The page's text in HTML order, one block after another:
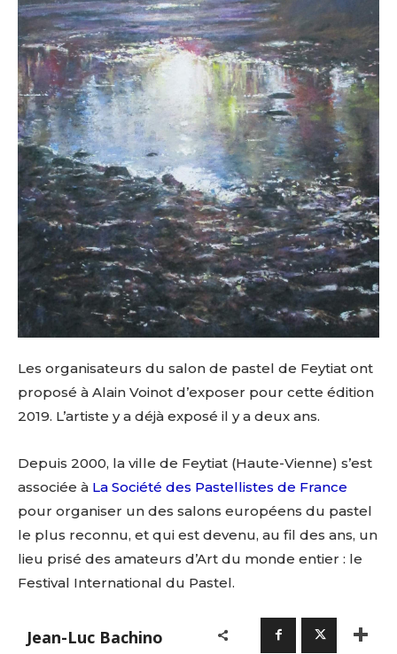
Les organisateurs du salon de pastel de Feytiat ont
proposé à Alain Voinot d’exposer pour cette édition
2019. L’artiste y a déjà exposé il y a deux ans.
Depuis 2000, la ville de Feytiat (Haute-Vienne) s’est
associée à La Société des Pastellistes de France
pour organiser un des salons européens du pastel
le plus reconnu, et qui est devenu, au fil des ans, un
lieu prisé des amateurs d’Art du monde entier : le
Festival International du Pastel.
Jean-Luc Bachino